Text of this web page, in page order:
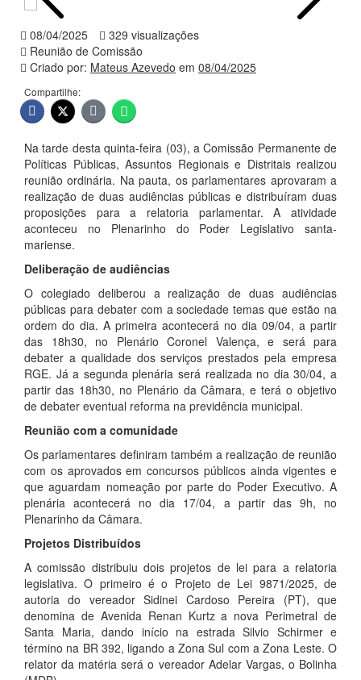
08/04/2025
329 visualizações
Reunião de Comissão
Criado por: Mateus Azevedo em 08/04/2025
Compartilhe:
Na tarde desta quinta-feira (03), a Comissão Permanente de
Políticas Públicas, Assuntos Regionais e Distritais realizou
reunião ordinária. Na pauta, os parlamentares aprovaram a
realização de duas audiências públicas e distribuíram duas
proposições para a relatoria parlamentar. A atividade
aconteceu no Plenarinho do Poder Legislativo santa-
mariense.
Deliberação de audiências
O colegiado deliberou a realização de duas audiências
públicas para debater com a sociedade temas que estão na
ordem do dia. A primeira acontecerá no dia 09/04, a partir
das 18h30, no Plenário Coronel Valença, e será para
debater a qualidade dos serviços prestados pela empresa
RGE. Já a segunda plenária será realizada no dia 30/04, a
partir das 18h30, no Plenário da Câmara, e terá o objetivo
de debater eventual reforma na previdência municipal.
Reunião com a comunidade
Os parlamentares definiram também a realização de reunião
com os aprovados em concursos públicos ainda vigentes e
que aguardam nomeação por parte do Poder Executivo. A
plenária acontecerá no dia 17/04, a partir das 9h, no
Plenarinho da Câmara.
Projetos Distribuídos
A comissão distribuiu dois projetos de lei para a relatoria
legislativa. O primeiro é o Projeto de Lei 9871/2025, de
autoria do vereador Sidinei Cardoso Pereira (PT), que
denomina de Avenida Renan Kurtz a nova Perimetral de
Santa Maria, dando início na estrada Silvio Schirmer e
término na BR 392, ligando a Zona Sul com a Zona Leste. O
relator da matéria será o vereador Adelar Vargas, o Bolinha